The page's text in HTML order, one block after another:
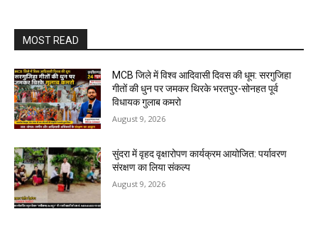
MOST READ
MCB जिले में विश्व आदिवासी दिवस की धूम: सरगुजिहा
गीतों की धुन पर जमकर थिरके भरतपुर-सोनहत पूर्व
विधायक गुलाब कमरो
August 9, 2026
सुंदरा में वृहद वृक्षारोपण कार्यक्रम आयोजित: पर्यावरण
संरक्षण का लिया संकल्प
August 9, 2026